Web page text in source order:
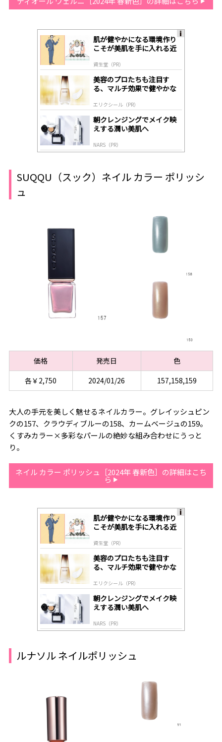
肌が健やかになる環境作り
こそが美肌を手に入れる近
資生堂（PR）
美容のプロたちも注目す
る、マルチ効果で健やかな
エリクシール（PR）
朝クレンジングでメイク映
えする潤い美肌へ
NARS（PR）
SUQQU（スック）ネイル カラー ポリッシ
ュ
価格 発売日
色
各￥2,750
2024/01/26 157,158,159
大人の手元を美しく魅せるネイルカラー。グレイッシュピン
クの157、クラウディブルーの158、カームベージュの159。
くすみカラー×多彩なパールの絶妙な組み合わせにうっと
り。
ネイル カラー ポリッシュ［2024年 春新色］の詳細はこち
ら
肌が健やかになる環境作り
こそが美肌を手に入れる近
資生堂（PR）
美容のプロたちも注目す
る、マルチ効果で健やかな
エリクシール（PR）
朝クレンジングでメイク映
えする潤い美肌へ
NARS（PR）
ルナソル ネイルポリッシュ